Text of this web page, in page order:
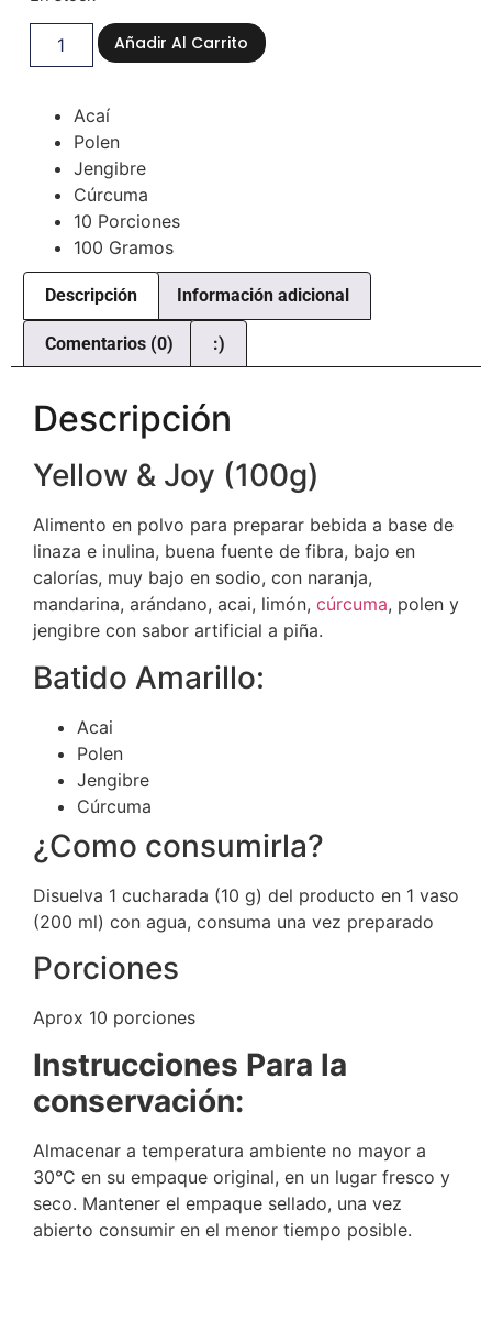
Añadir Al Carrito
Acaí
Polen
Jengibre
Cúrcuma
10 Porciones
100 Gramos
Descripción Información adicional
Comentarios (0) :)
Descripción
Yellow & Joy (100g)
Alimento en polvo para preparar bebida a base de
linaza e inulina, buena fuente de fibra, bajo en
calorías, muy bajo en sodio, con naranja,
mandarina, arándano, acai, limón, cúrcuma, polen y
jengibre con sabor artificial a piña.
Batido Amarillo:
Acai
Polen
Jengibre
Cúrcuma
¿Como consumirla?
Disuelva 1 cucharada (10 g) del producto en 1 vaso
(200 ml) con agua, consuma una vez preparado
Porciones
Aprox 10 porciones
Instrucciones Para la
conservación:
Almacenar a temperatura ambiente no mayor a
30°C en su empaque original, en un lugar fresco y
seco. Mantener el empaque sellado, una vez
abierto consumir en el menor tiempo posible.